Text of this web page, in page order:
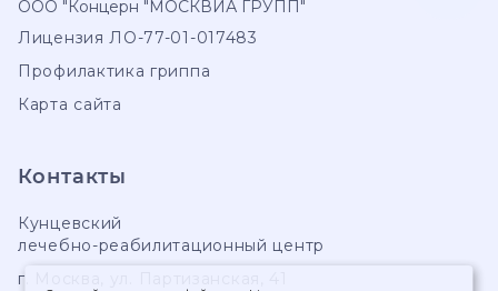
ООО "Концерн "МОСКВИА ГРУПП"
Лицензия ЛО-77-01-017483
Профилактика гриппа
Карта сайта
Контакты
Кунцевский
лечебно-реабилитационный центр
г. Москва